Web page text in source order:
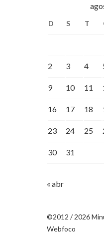
D S T
2 3 4
9 10 11
16 17 18
23 24 25
30 31
« abr
©2012 / 2026
Webfoco